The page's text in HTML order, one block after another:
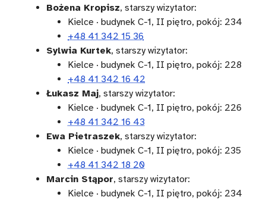
Bożena Kropisz, starszy wizytator:
Kielce · budynek C-1, II piętro, pokój: 234
+48 41 342 15 36
Sylwia Kurtek, starszy wizytator:
Kielce · budynek C-1, II piętro, pokój: 228
+48 41 342 16 42
Łukasz Maj, starszy wizytator:
Kielce · budynek C-1, II piętro, pokój: 226
+48 41 342 16 43
Ewa Pietraszek, starszy wizytator:
Kielce · budynek C-1, II piętro, pokój: 235
+48 41 342 18 20
Marcin Stąpor, starszy wizytator:
Kielce · budynek C-1, II piętro, pokój: 234